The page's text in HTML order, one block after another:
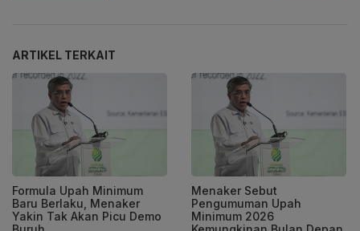
ARTIKEL TERKAIT
Formula Upah Minimum
Baru Berlaku, Menaker
Yakin Tak Akan Picu Demo
Menaker Sebut
Pengumuman Upah
Minimum 2026